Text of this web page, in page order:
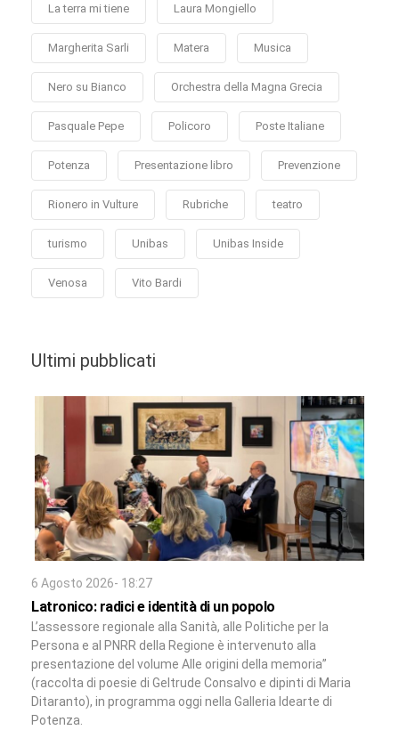
La terra mi tiene Laura Mongiello
Margherita Sarli Matera Musica
Nero su Bianco Orchestra della Magna Grecia
Pasquale Pepe Policoro Poste Italiane
Potenza Presentazione libro Prevenzione
Rionero in Vulture Rubriche teatro
turismo Unibas Unibas Inside
Venosa Vito Bardi
Ultimi pubblicati
6 Agosto 2026- 18:27
Latronico: radici e identità di un popolo
L’assessore regionale alla Sanità, alle Politiche per la
Persona e al PNRR della Regione è intervenuto alla
presentazione del volume Alle origini della memoria”
(raccolta di poesie di Geltrude Consalvo e dipinti di Maria
Ditaranto), in programma oggi nella Galleria Idearte di
Potenza.